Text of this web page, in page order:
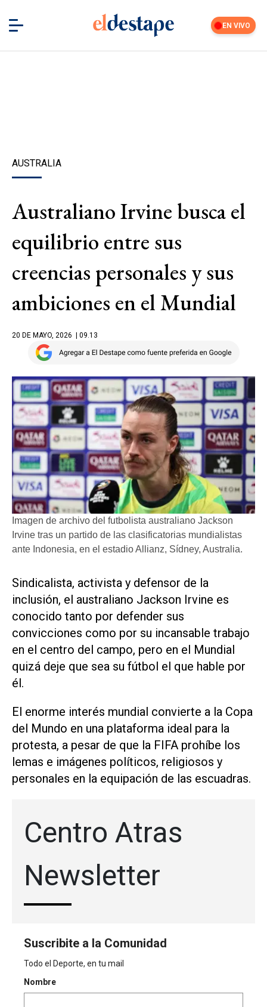
EN VIVO
AUSTRALIA
Australiano Irvine busca el
equilibrio entre sus
creencias personales y sus
ambiciones en el Mundial
20 DE MAYO, 2026 | 09.13
Imagen de archivo del futbolista australiano Jackson
Irvine tras un partido de las clasificatorias mundialistas
ante Indonesia, en el estadio Allianz, Sídney, Australia.
Sindicalista, activista ​y defensor de la
inclusión, el australiano Jackson Irvine es
conocido tanto por defender sus
convicciones como por su incansable trabajo
en el centro del campo, pero en el Mundial
quizá deje que ‌sea su fútbol el que hable por
él.
El ‌enorme interés mundial convierte a la Copa
del Mundo en una plataforma ideal para la
protesta, a pesar de que la FIFA prohíbe los
lemas e imágenes políticos, religiosos y
personales en la equipación de las escuadras.